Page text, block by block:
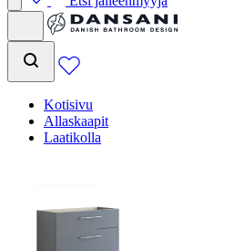
Kotisivu
Allaskaapit
Laatikolla